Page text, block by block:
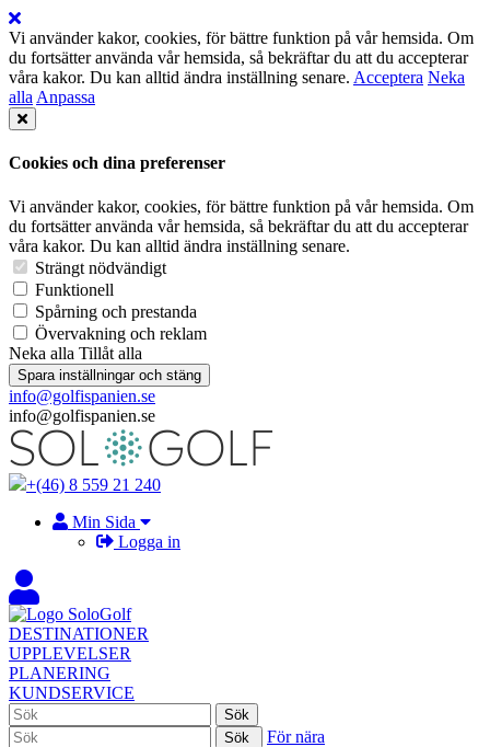
Vi använder kakor, cookies, för bättre funktion på vår hemsida. Om
du fortsätter använda vår hemsida, så bekräftar du att du accepterar
våra kakor. Du kan alltid ändra inställning senare. Acceptera Neka
alla Anpassa
Cookies och dina preferenser
Vi använder kakor, cookies, för bättre funktion på vår hemsida. Om
du fortsätter använda vår hemsida, så bekräftar du att du accepterar
våra kakor. Du kan alltid ändra inställning senare.
Strängt nödvändigt
Funktionell
Spårning och prestanda
Övervakning och reklam
Neka alla Tillåt alla
Spara inställningar och stäng
info@golfispanien.se
info@golfispanien.se
+(46) 8 559 21 240
Min Sida
Logga in
DESTINATIONER
UPPLEVELSER
PLANERING
KUNDSERVICE
För nära